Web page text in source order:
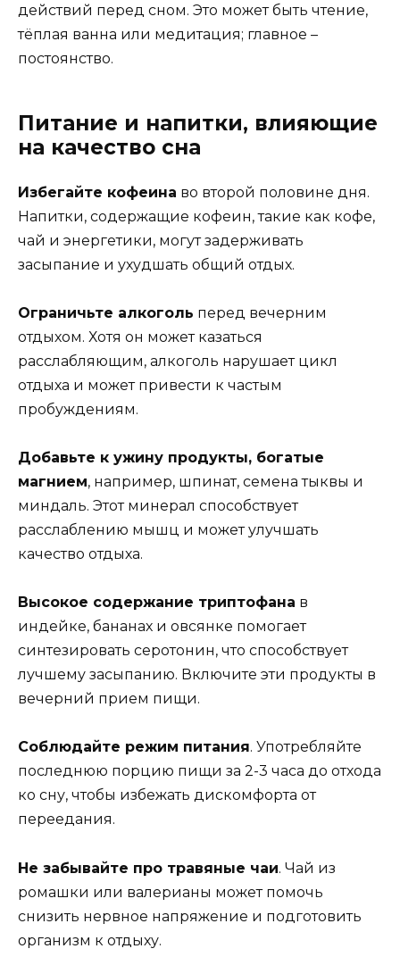
действий перед сном. Это может быть чтение,
тёплая ванна или медитация; главное –
постоянство.
Питание и напитки, влияющие
на качество сна
Избегайте кофеина во второй половине дня.
Напитки, содержащие кофеин, такие как кофе,
чай и энергетики, могут задерживать
засыпание и ухудшать общий отдых.
Ограничьте алкоголь перед вечерним
отдыхом. Хотя он может казаться
расслабляющим, алкоголь нарушает цикл
отдыха и может привести к частым
пробуждениям.
Добавьте к ужину продукты, богатые
магнием, например, шпинат, семена тыквы и
миндаль. Этот минерал способствует
расслаблению мышц и может улучшать
качество отдыха.
Высокое содержание триптофана в
индейке, бананах и овсянке помогает
синтезировать серотонин, что способствует
лучшему засыпанию. Включите эти продукты в
вечерний прием пищи.
Соблюдайте режим питания. Употребляйте
последнюю порцию пищи за 2-3 часа до отхода
ко сну, чтобы избежать дискомфорта от
переедания.
Не забывайте про травяные чаи. Чай из
ромашки или валерианы может помочь
снизить нервное напряжение и подготовить
организм к отдыху.